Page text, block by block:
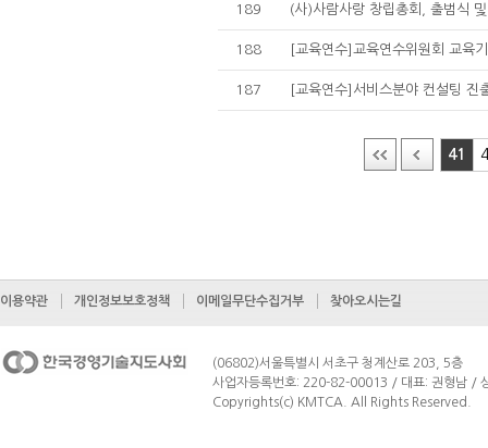
189 (사)사람사랑 창립총회, 출범식
188 [교육연수]교육연수위원회 교육
187 [교육연수]서비스분야 컨설팅 진
41
이용약관 개인정보보호정책 이메일무단수집거부 찾아오시는길
(06802)서울특별시 서초구 청계산로 203, 5층
사업자등록번호: 220-82-00013 / 대표: 권형남 /
Copyrights(c) KMTCA. All Rights Reserved.